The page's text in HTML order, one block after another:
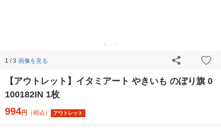
1 / 3 画像を見る
【アウトレット】イタミアート やきいも のぼり旗 0
100182IN 1枚
994円 （税込） アウトレット